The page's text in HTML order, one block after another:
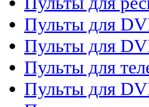
Пульты для
Пульты для
Пульты для
Пульты для